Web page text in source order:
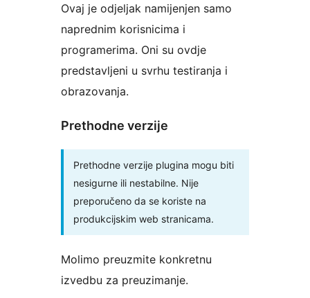
Ovaj je odjeljak namijenjen samo
naprednim korisnicima i
programerima. Oni su ovdje
predstavljeni u svrhu testiranja i
obrazovanja.
Prethodne verzije
Prethodne verzije plugina mogu biti
nesigurne ili nestabilne. Nije
preporučeno da se koriste na
produkcijskim web stranicama.
Molimo preuzmite konkretnu
izvedbu za preuzimanje.